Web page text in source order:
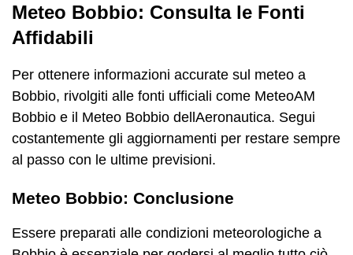
Meteo Bobbio: Consulta le Fonti
Affidabili
Per ottenere informazioni accurate sul meteo a
Bobbio, rivolgiti alle fonti ufficiali come MeteoAM
Bobbio e il Meteo Bobbio dellAeronautica. Segui
costantemente gli aggiornamenti per restare sempre
al passo con le ultime previsioni.
Meteo Bobbio: Conclusione
Essere preparati alle condizioni meteorologiche a